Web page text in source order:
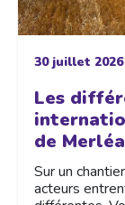
30 juillet 2026
Les
de
Sur un
acteurs